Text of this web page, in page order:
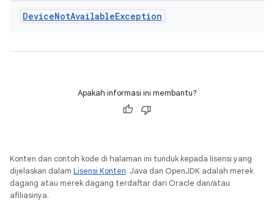
DeviceNotAvailableException
Apakah informasi ini membantu?
Konten dan contoh kode di halaman ini tunduk kepada lisensi yang
dijelaskan dalam Lisensi Konten. Java dan OpenJDK adalah merek
dagang atau merek dagang terdaftar dari Oracle dan/atau
afiliasinya.